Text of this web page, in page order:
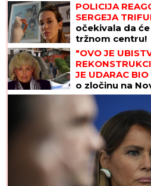
POLICIJA
SERGEJA
očekivala da će
tržnom centru!
"OVO JE
JE UDARAC
o zločinu na
je tragedija